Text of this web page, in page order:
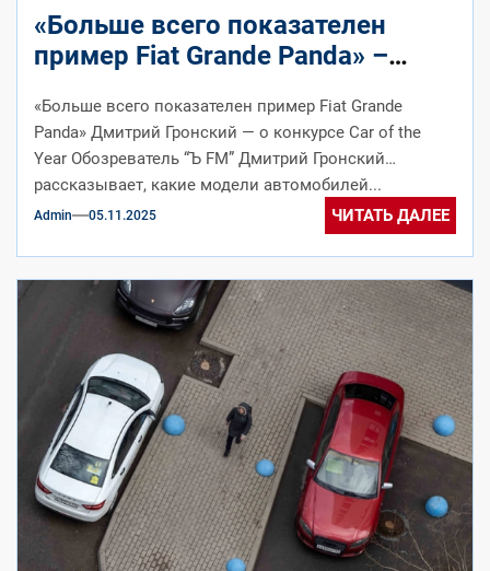
«Больше всего показателен
пример Fiat Grande Panda» –
«Больше всего показателен пример Fiat Grande
Panda» Дмитрий Гронский — о конкурсе Car of the
Year Обозреватель “Ъ FM” Дмитрий Гронский
рассказывает, какие модели автомобилей...
Admin 05.11.2025 ЧИТАТЬ ДАЛЕЕ